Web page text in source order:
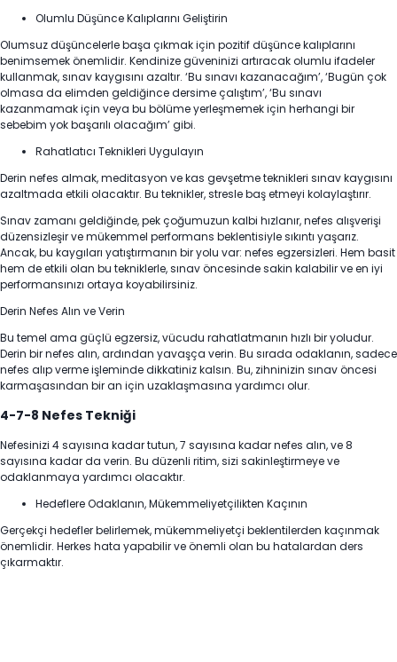
Olumlu Düşünce Kalıplarını Geliştirin
Olumsuz düşüncelerle başa çıkmak için pozitif düşünce kalıplarını
benimsemek önemlidir. Kendinize güveninizi artıracak olumlu ifadeler
kullanmak, sınav kaygısını azaltır. ‘Bu sınavı kazanacağım’, ‘Bugün çok
olmasa da elimden geldiğince dersime çalıştım’, ‘Bu sınavı
kazanmamak için veya bu bölüme yerleşmemek için herhangi bir
sebebim yok başarılı olacağım’ gibi.
Rahatlatıcı Teknikleri Uygulayın
Derin nefes almak, meditasyon ve kas gevşetme teknikleri sınav kaygısını
azaltmada etkili olacaktır. Bu teknikler, stresle baş etmeyi kolaylaştırır.
Sınav zamanı geldiğinde, pek çoğumuzun kalbi hızlanır, nefes alışverişi
düzensizleşir ve mükemmel performans beklentisiyle sıkıntı yaşarız.
Ancak, bu kaygıları yatıştırmanın bir yolu var: nefes egzersizleri. Hem basit
hem de etkili olan bu tekniklerle, sınav öncesinde sakin kalabilir ve en iyi
performansınızı ortaya koyabilirsiniz.
Derin Nefes Alın ve Verin
Bu temel ama güçlü egzersiz, vücudu rahatlatmanın hızlı bir yoludur.
Derin bir nefes alın, ardından yavaşça verin. Bu sırada odaklanın, sadece
nefes alıp verme işleminde dikkatiniz kalsın. Bu, zihninizin sınav öncesi
karmaşasından bir an için uzaklaşmasına yardımcı olur.
4-7-8 Nefes Tekniği
Nefesinizi 4 sayısına kadar tutun, 7 sayısına kadar nefes alın, ve 8
sayısına kadar da verin. Bu düzenli ritim, sizi sakinleştirmeye ve
odaklanmaya yardımcı olacaktır.
Hedeflere Odaklanın, Mükemmeliyetçilikten Kaçının
Gerçekçi hedefler belirlemek, mükemmeliyetçi beklentilerden kaçınmak
önemlidir. Herkes hata yapabilir ve önemli olan bu hatalardan ders
çıkarmaktır.